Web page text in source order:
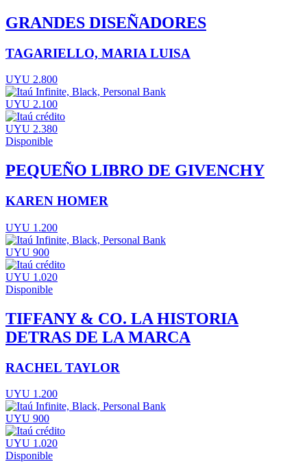
GRANDES DISEÑADORES
TAGARIELLO, MARIA LUISA
UYU 2.800
UYU 2.100
UYU 2.380
Disponible
PEQUEÑO LIBRO DE GIVENCHY
KAREN HOMER
UYU 1.200
UYU 900
UYU 1.020
Disponible
TIFFANY & CO. LA HISTORIA
DETRAS DE LA MARCA
RACHEL TAYLOR
UYU 1.200
UYU 900
UYU 1.020
Disponible